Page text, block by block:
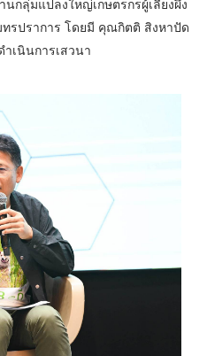
กลุ่มแปลงใหญ่เกษตรกรผู้เลี้ยงผึ้ง
รปราการ โดยมี คุณกิตติ สิงหาปัด
เนินการเสวนา